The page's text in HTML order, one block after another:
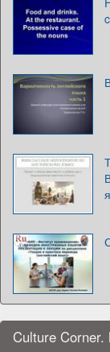
Culture Corner.